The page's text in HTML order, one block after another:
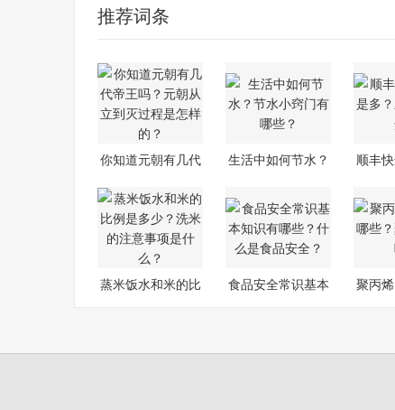
推荐词条
你知道元朝有几代
生活中如何节水？
顺丰
蒸米饭水和米的比
食品安全常识基本
聚丙